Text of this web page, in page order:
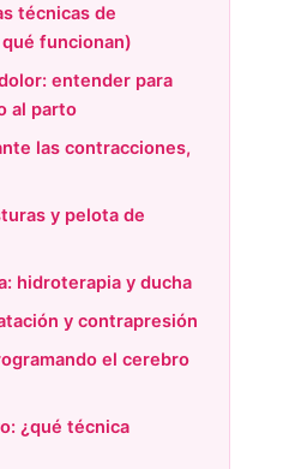
técnicas de
funcionan)
entender para
al parto
las contracciones,
y pelota de
hidroterapia y ducha
y contrapresión
el cerebro
¿qué técnica